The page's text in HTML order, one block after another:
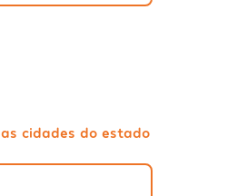
cidades do estado